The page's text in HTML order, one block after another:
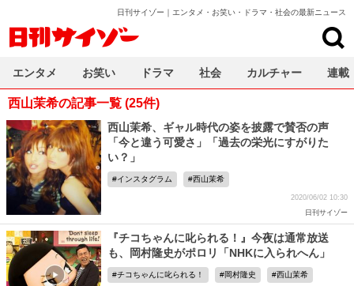
日刊サイゾー｜エンタメ・お笑い・ドラマ・社会の最新ニュース
西山茉希の記事一覧 (25件)
西山茉希、ギャル時代の姿を披露で賛否の声
「今と違う可愛さ」「過去の栄光にすがりた
い？」
インスタグラム 西山茉希
2020/06/02 10:30
日刊サイゾー
『チコちゃんに叱られる！』今夜は通常放送
も、岡村隆史がポロリ「NHKに入られへん」
チコちゃんに叱られる！ 岡村隆史 西山茉希
エンタメ お笑い ドラマ 社会 カルチャー 連載